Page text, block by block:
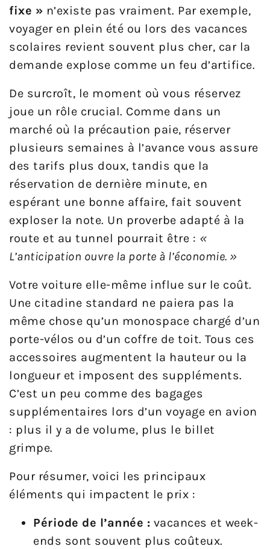
fixe » n’existe pas vraiment. Par exemple,
voyager en plein été ou lors des vacances
scolaires revient souvent plus cher, car la
demande explose comme un feu d’artifice.
De surcroît, le moment où vous réservez
joue un rôle crucial. Comme dans un
marché où la précaution paie, réserver
plusieurs semaines à l’avance vous assure
des tarifs plus doux, tandis que la
réservation de dernière minute, en
espérant une bonne affaire, fait souvent
exploser la note. Un proverbe adapté à la
route et au tunnel pourrait être : «
L’anticipation ouvre la porte à l’économie. »
Votre voiture elle-même influe sur le coût.
Une citadine standard ne paiera pas la
même chose qu’un monospace chargé d’un
porte-vélos ou d’un coffre de toit. Tous ces
accessoires augmentent la hauteur ou la
longueur et imposent des suppléments.
C’est un peu comme des bagages
supplémentaires lors d’un voyage en avion
: plus il y a de volume, plus le billet
grimpe.
Pour résumer, voici les principaux
éléments qui impactent le prix :
Période de l’année : vacances et week-
ends sont souvent plus coûteux.